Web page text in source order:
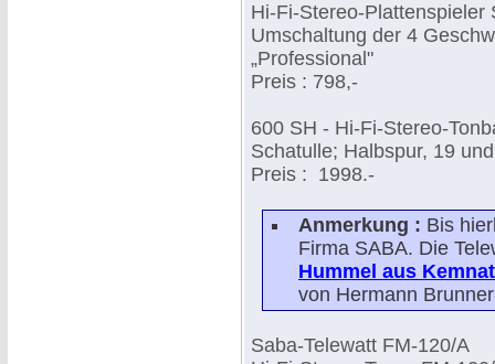
Hi-Fi-Stereo-Plattenspieler
Umschaltung der 4
„Professional"
Preis : 798,-
600 SH - Hi-Fi-Stereo-
Schatulle; Halbspur, 19
Preis : 1998.-
Anmerkung : Bis
Firma SABA. Die
Hummel aus Kemnat
von Hermann
Saba-Telewatt FM-120/A